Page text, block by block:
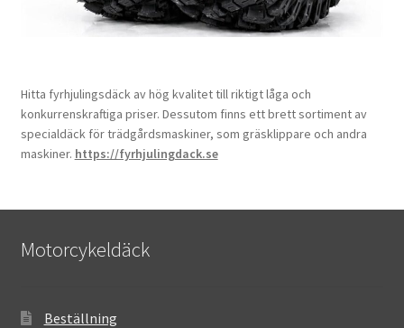
Hitta fyrhjulingsdäck av hög kvalitet till riktigt låga och
konkurrenskraftiga priser. Dessutom finns ett brett sortiment av
specialdäck för trädgårdsmaskiner, som gräsklippare och andra
maskiner. https://fyrhjulingdack.se
Motorcykeldäck
Beställning